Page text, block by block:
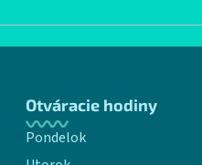
Otváracie hodiny
Pondelok